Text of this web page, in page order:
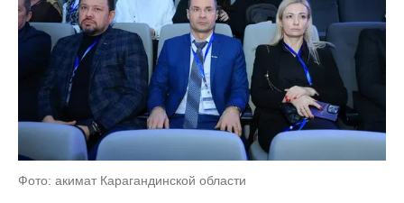
Фото: акимат Карагандинской области